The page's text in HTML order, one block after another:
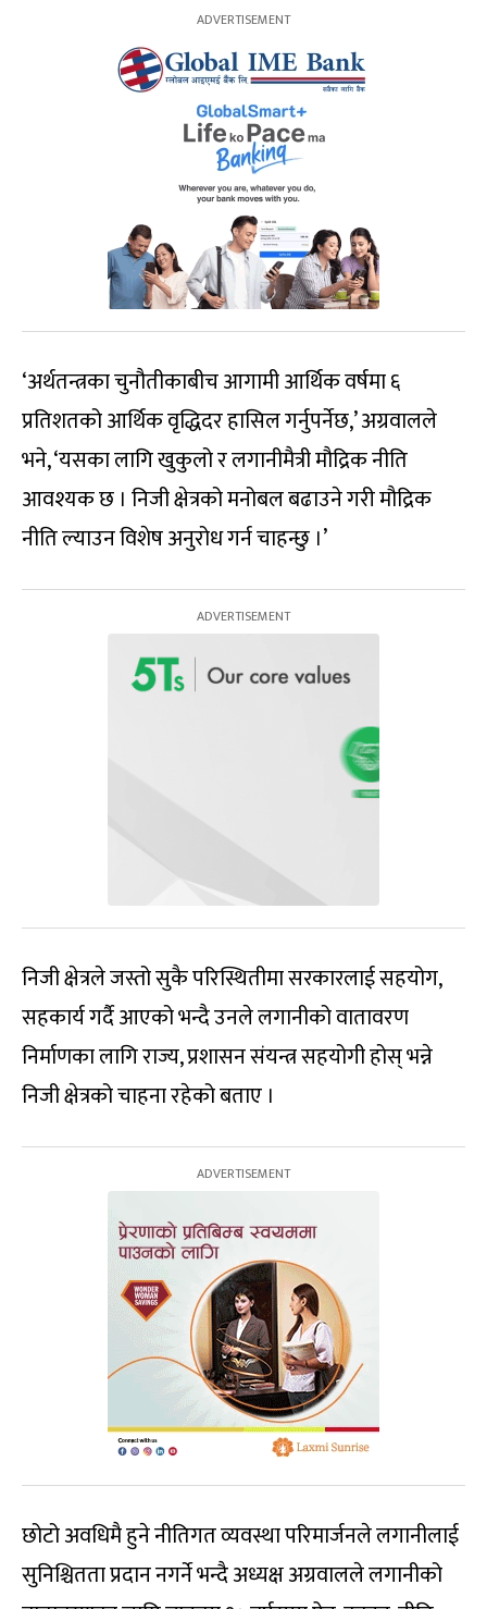
‘अर्थतन्त्रका चुनौतीकाबीच आगामी आर्थिक वर्षमा ६
प्रतिशतको आर्थिक वृद्धिदर हासिल गर्नुपर्नेछ,’ अग्रवालले
भने, ‘यसका लागि खुकुलो र लगानीमैत्री मौद्रिक नीति
आवश्यक छ । निजी क्षेत्रको मनोबल बढाउने गरी मौद्रिक
नीति ल्याउन विशेष अनुरोध गर्न चाहन्छु ।’
निजी क्षेत्रले जस्तो सुकै परिस्थितीमा सरकारलाई सहयोग,
सहकार्य गर्दै आएको भन्दै उनले लगानीको वातावरण
निर्माणका लागि राज्य, प्रशासन संयन्त्र सहयोगी होस् भन्ने
निजी क्षेत्रको चाहना रहेको बताए ।
छोटो अवधिमै हुने नीतिगत व्यवस्था परिमार्जनले लगानीलाई
सुनिश्चितता प्रदान नगर्ने भन्दै अध्यक्ष अग्रवालले लगानीको